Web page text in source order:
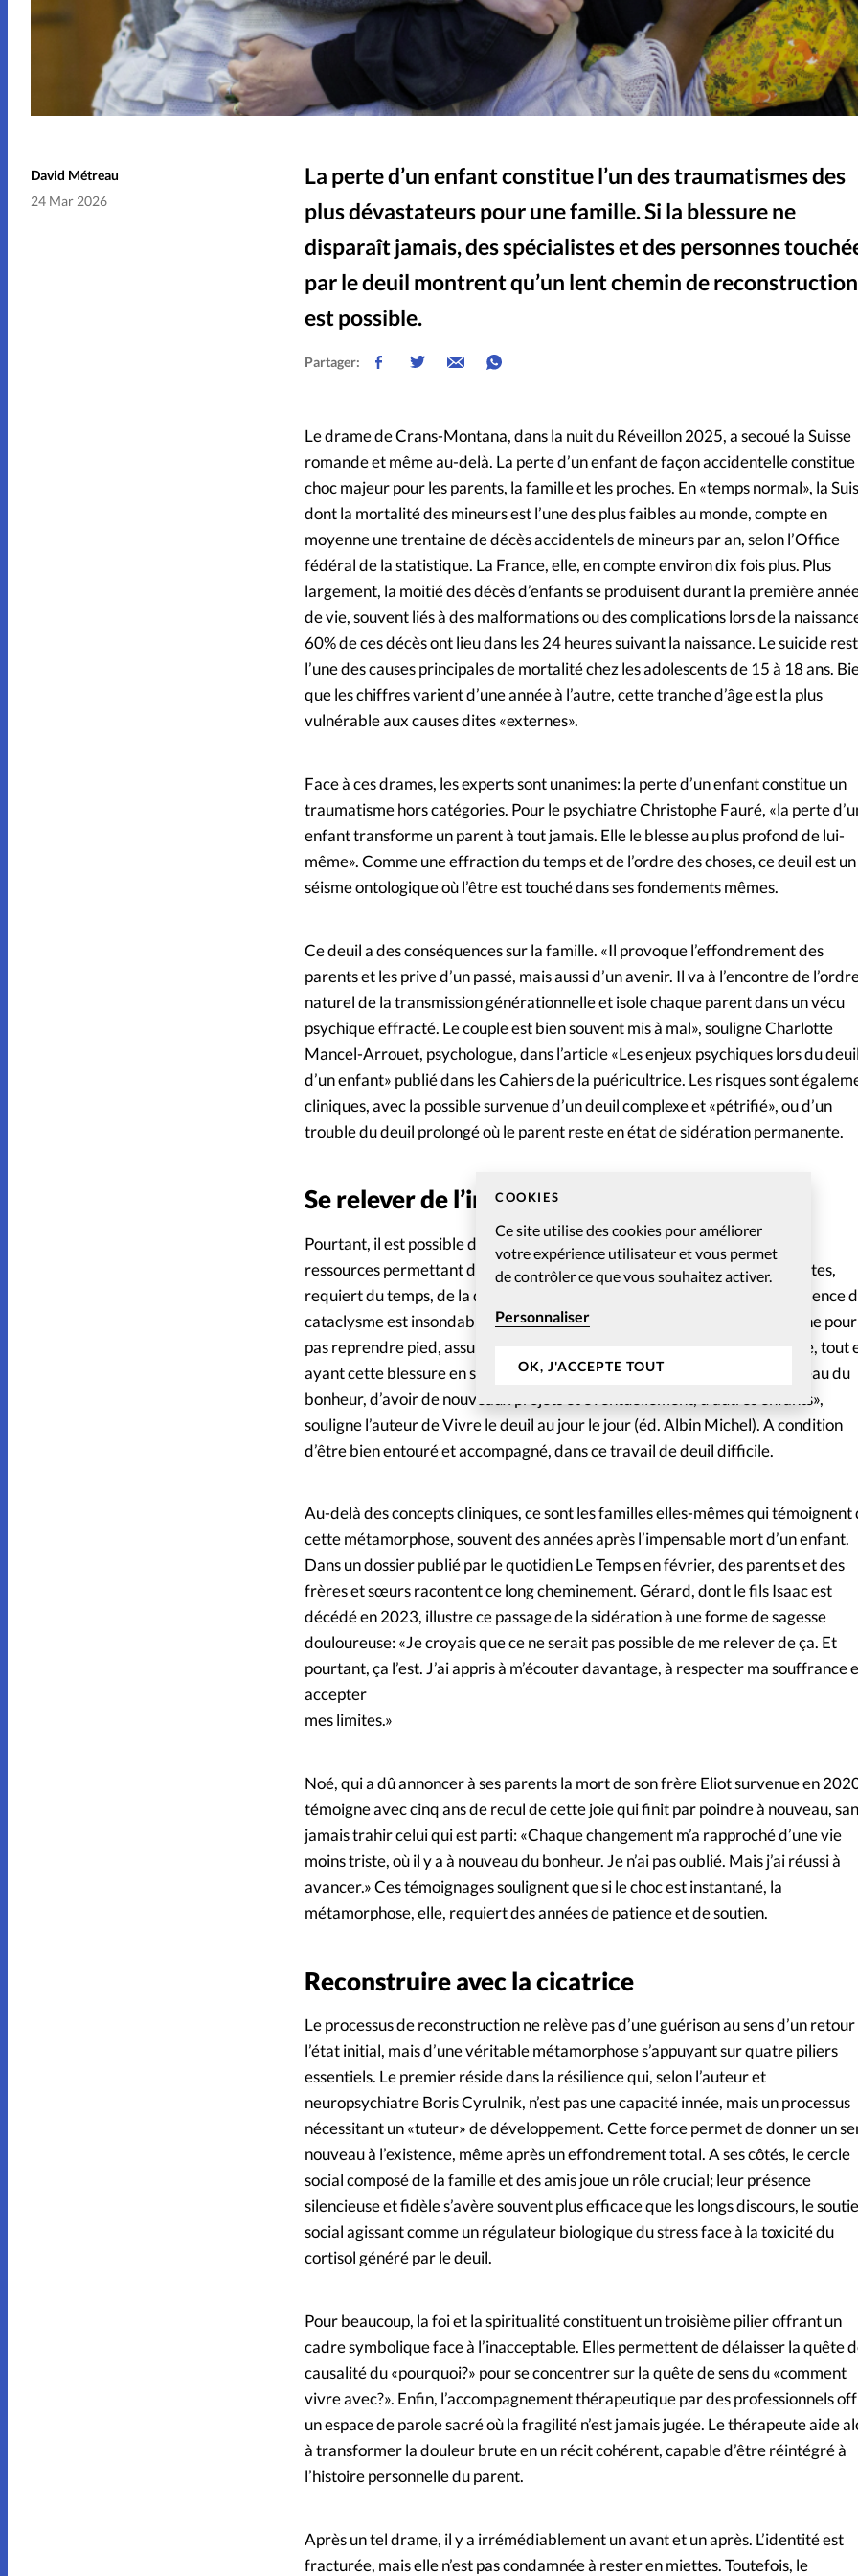
COOKIES
Ce site utilise des cookies pour améliorer
votre expérience utilisateur et vous permet
de contrôler ce que vous souhaitez activer.
Personnaliser
OK, J'ACCEPTE TOUT
La perte d’un enfant constitue l’un des traumatismes des
plus dévastateurs pour une famille. Si la blessure ne
disparaît jamais, des spécialistes et des personnes
par le deuil montrent qu’un lent chemin de reconstruction
est possible.
David Métreau
24 Mar 2026
Partager:
Le drame de Crans-Montana, dans la nuit du Réveillon 2025, a secoué la Suisse
romande et même au-delà. La perte d’un enfant de façon accidentelle constitue
choc majeur pour les parents, la famille et les proches. En «temps normal», la
dont la mortalité des mineurs est l’une des plus faibles au monde, compte en
moyenne une trentaine de décès accidentels de mineurs par an, selon l’Office
fédéral de la statistique. La France, elle, en compte environ dix fois plus. Plus
largement, la moitié des décès d’enfants se produisent durant la première
de vie, souvent liés à des malformations ou des complications lors de la
60% de ces décès ont lieu dans les 24 heures suivant la naissance. Le suicide
l’une des causes principales de mortalité chez les adolescents de 15 à 18 ans.
que les chiffres varient d’une année à l’autre, cette tranche d’âge est la plus
vulnérable aux causes dites «externes».
Face à ces drames, les experts sont unanimes: la perte d’un enfant constitue un
traumatisme hors catégories. Pour le psychiatre Christophe Fauré, «la perte
enfant transforme un parent à tout jamais. Elle le blesse au plus profond de lui-
même». Comme une effraction du temps et de l’ordre des choses, ce deuil est un
séisme ontologique où l’être est touché dans ses fondements mêmes.
Ce deuil a des conséquences sur la famille. «Il provoque l’effondrement des
parents et les prive d’un passé, mais aussi d’un avenir. Il va à l’encontre de
naturel de la transmission générationnelle et isole chaque parent dans un vécu
psychique effracté. Le couple est bien souvent mis à mal», souligne Charlotte
Mancel-Arrouet, psychologue, dans l’article «Les enjeux psychiques lors du deuil
d’un enfant» publié dans les Cahiers de la puéricultrice. Les risques sont
cliniques, avec la possible survenue d’un deuil complexe et «pétrifié», ou d’un
trouble du deuil prolongé où le parent reste en état de sidération permanente.
Se relever de l’impensable
Pourtant, il est possible d’accompagner les parents dans la recherche de
ressources permettant d’y survivre. Une démarche qui, selon les spécialistes,
requiert du temps, de la disponibilité et beaucoup de délicatesse. Si la violence
cataclysme est insondable, cela ne signifie pas pour autant que le parent ne
pas reprendre pied, assure le psychiatre Christophe Fauré. «Il est possible, tout
ayant cette blessure en soi, d’un jour réinvestir sa vie, d’y trouver à nouveau du
bonheur, d’avoir de nouveaux projets et éventuellement, d’autres enfants»,
souligne l’auteur de Vivre le deuil au jour le jour (éd. Albin Michel). A condition
d’être bien entouré et accompagné, dans ce travail de deuil difficile.
Au-delà des concepts cliniques, ce sont les familles elles-mêmes qui témoignent
cette métamorphose, souvent des années après l’impensable mort d’un enfant.
Dans un dossier publié par le quotidien Le Temps en février, des parents et des
frères et sœurs racontent ce long cheminement. Gérard, dont le fils Isaac est
décédé en 2023, illustre ce passage de la sidération à une forme de sagesse
douloureuse: «Je croyais que ce ne serait pas possible de me relever de ça. Et
pourtant, ça l’est. J’ai appris à m’écouter davantage, à respecter ma souffrance
accepter
mes limites.»
Noé, qui a dû annoncer à ses parents la mort de son frère Eliot survenue en
témoigne avec cinq ans de recul de cette joie qui finit par poindre à nouveau,
jamais trahir celui qui est parti: «Chaque changement m’a rapproché d’une vie
moins triste, où il y a à nouveau du bonheur. Je n’ai pas oublié. Mais j’ai réussi à
avancer.» Ces témoignages soulignent que si le choc est instantané, la
métamorphose, elle, requiert des années de patience et de soutien.
Reconstruire avec la cicatrice
Le processus de reconstruction ne relève pas d’une guérison au sens d’un retour
l’état initial, mais d’une véritable métamorphose s’appuyant sur quatre piliers
essentiels. Le premier réside dans la résilience qui, selon l’auteur et
neuropsychiatre Boris Cyrulnik, n’est pas une capacité innée, mais un processus
nécessitant un «tuteur» de développement. Cette force permet de donner un
nouveau à l’existence, même après un effondrement total. A ses côtés, le cercle
social composé de la famille et des amis joue un rôle crucial; leur présence
silencieuse et fidèle s’avère souvent plus efficace que les longs discours, le
social agissant comme un régulateur biologique du stress face à la toxicité du
cortisol généré par le deuil.
Pour beaucoup, la foi et la spiritualité constituent un troisième pilier offrant un
cadre symbolique face à l’inacceptable. Elles permettent de délaisser la quête
causalité du «pourquoi?» pour se concentrer sur la quête de sens du «comment
vivre avec?». Enfin, l’accompagnement thérapeutique par des professionnels
un espace de parole sacré où la fragilité n’est jamais jugée. Le thérapeute aide
à transformer la douleur brute en un récit cohérent, capable d’être réintégré à
l’histoire personnelle du parent.
Après un tel drame, il y a irrémédiablement un avant et un après. L’identité est
fracturée, mais elle n’est pas condamnée à rester en miettes. Toutefois, le